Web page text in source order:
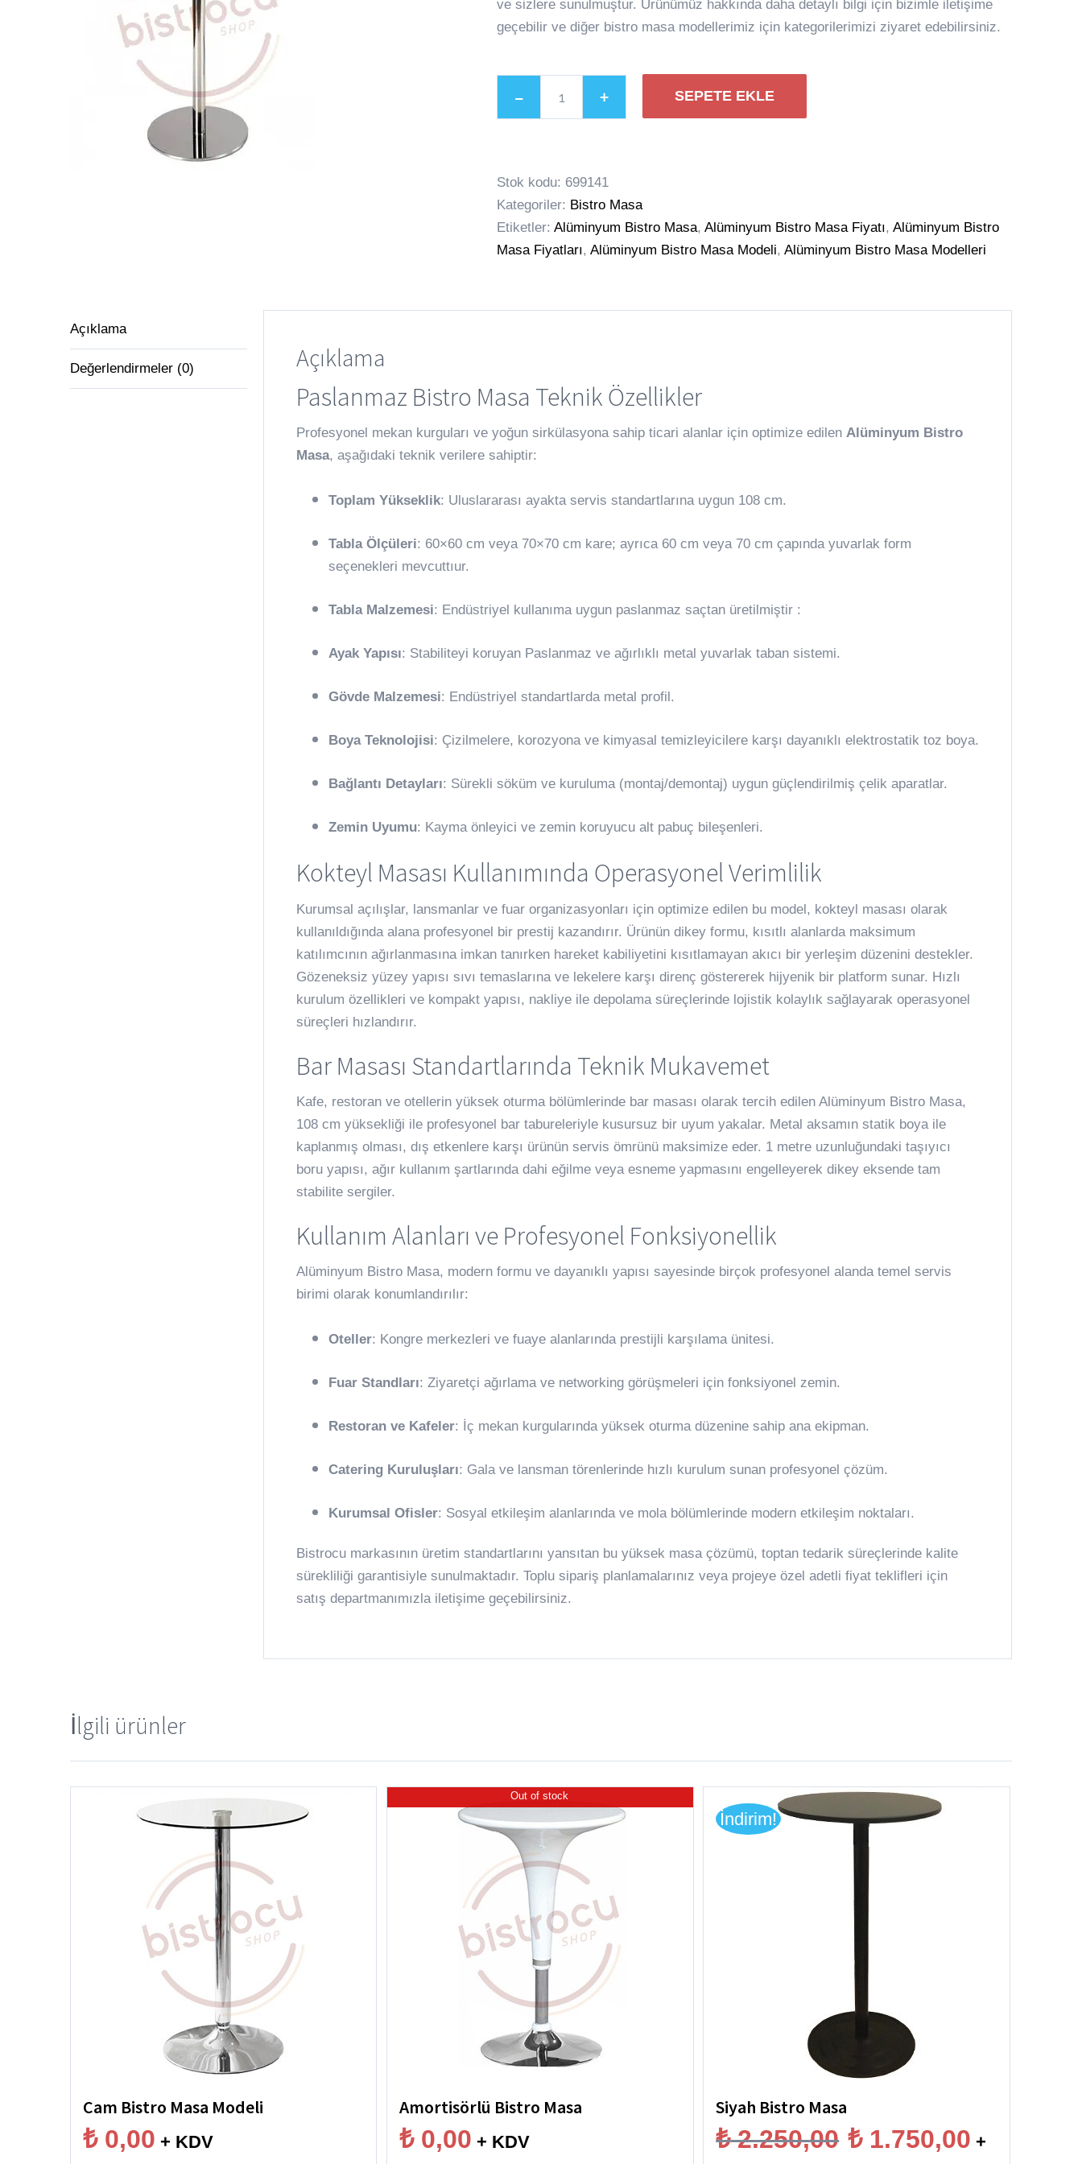
ve sizlere sunulmuştur. Ürünümüz hakkında daha detaylı bilgi için bizimle iletişime
geçebilir ve diğer bistro masa modellerimiz için kategorilerimizi ziyaret edebilirsiniz.
adet
SEPETE EKLE
Stok kodu: 699141
Kategoriler: Bistro Masa
Etiketler: Alüminyum Bistro Masa, Alüminyum Bistro Masa Fiyatı, Alüminyum Bistro
Masa Fiyatları, Alüminyum Bistro Masa Modeli, Alüminyum Bistro Masa Modelleri
Açıklama
Değerlendirmeler (0) Açıklama
Paslanmaz Bistro Masa Teknik Özellikler
Profesyonel mekan kurguları ve yoğun sirkülasyona sahip ticari alanlar için optimize edilen Alüminyum Bistro
Masa, aşağıdaki teknik verilere sahiptir:
Toplam Yükseklik: Uluslararası ayakta servis standartlarına uygun 108 cm.
Tabla Ölçüleri: 60×60 cm veya 70×70 cm kare; ayrıca 60 cm veya 70 cm çapında yuvarlak form
seçenekleri mevcuttıur.
Tabla Malzemesi: Endüstriyel kullanıma uygun paslanmaz saçtan üretilmiştir :
Ayak Yapısı: Stabiliteyi koruyan Paslanmaz ve ağırlıklı metal yuvarlak taban sistemi.
Gövde Malzemesi: Endüstriyel standartlarda metal profil.
Boya Teknolojisi: Çizilmelere, korozyona ve kimyasal temizleyicilere karşı dayanıklı elektrostatik toz boya.
Bağlantı Detayları: Sürekli söküm ve kuruluma (montaj/demontaj) uygun güçlendirilmiş çelik aparatlar.
Zemin Uyumu: Kayma önleyici ve zemin koruyucu alt pabuç bileşenleri.
Kokteyl Masası Kullanımında Operasyonel Verimlilik
Kurumsal açılışlar, lansmanlar ve fuar organizasyonları için optimize edilen bu model, kokteyl masası olarak
kullanıldığında alana profesyonel bir prestij kazandırır. Ürünün dikey formu, kısıtlı alanlarda maksimum
katılımcının ağırlanmasına imkan tanırken hareket kabiliyetini kısıtlamayan akıcı bir yerleşim düzenini destekler.
Gözeneksiz yüzey yapısı sıvı temaslarına ve lekelere karşı direnç göstererek hijyenik bir platform sunar. Hızlı
kurulum özellikleri ve kompakt yapısı, nakliye ile depolama süreçlerinde lojistik kolaylık sağlayarak operasyonel
süreçleri hızlandırır.
Bar Masası Standartlarında Teknik Mukavemet
Kafe, restoran ve otellerin yüksek oturma bölümlerinde bar masası olarak tercih edilen Alüminyum Bistro Masa,
108 cm yüksekliği ile profesyonel bar tabureleriyle kusursuz bir uyum yakalar. Metal aksamın statik boya ile
kaplanmış olması, dış etkenlere karşı ürünün servis ömrünü maksimize eder. 1 metre uzunluğundaki taşıyıcı
boru yapısı, ağır kullanım şartlarında dahi eğilme veya esneme yapmasını engelleyerek dikey eksende tam
stabilite sergiler.
Kullanım Alanları ve Profesyonel Fonksiyonellik
Alüminyum Bistro Masa, modern formu ve dayanıklı yapısı sayesinde birçok profesyonel alanda temel servis
birimi olarak konumlandırılır:
Oteller: Kongre merkezleri ve fuaye alanlarında prestijli karşılama ünitesi.
Fuar Standları: Ziyaretçi ağırlama ve networking görüşmeleri için fonksiyonel zemin.
Restoran ve Kafeler: İç mekan kurgularında yüksek oturma düzenine sahip ana ekipman.
Catering Kuruluşları: Gala ve lansman törenlerinde hızlı kurulum sunan profesyonel çözüm.
Kurumsal Ofisler: Sosyal etkileşim alanlarında ve mola bölümlerinde modern etkileşim noktaları.
Bistrocu markasının üretim standartlarını yansıtan bu yüksek masa çözümü, toptan tedarik süreçlerinde kalite
sürekliliği garantisiyle sunulmaktadır. Toplu sipariş planlamalarınız veya projeye özel adetli fiyat teklifleri için
satış departmanımızla iletişime geçebilirsiniz.
İlgili ürünler
Cam Bistro Masa Modeli
₺0,00 + KDV
Out of stock
Amortisörlü Bistro Masa
₺0,00 + KDV
İndirim!
Siyah Bistro Masa
₺2.250,00 Orijinal
₺1.750,00 +